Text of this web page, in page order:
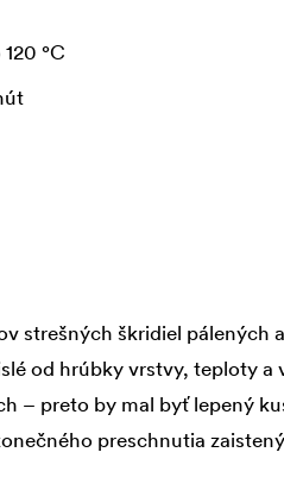
°C
strešných škridiel pálených
od hrúbky vrstvy, teploty a
– preto by mal byť lepený
preschnutia